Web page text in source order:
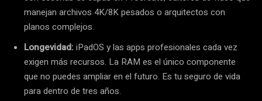
manejan archivos 4K/8K pesados o arquitectos con
planos complejos.
Longevidad:iPadOS y las apps profesionales cada vez
exigen más recursos. La RAM es el único componente
que no puedes ampliar en el futuro. Es tu seguro de vida
para dentro de tres años.